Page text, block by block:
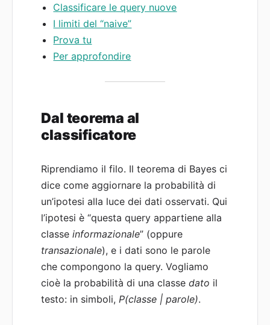
Classificare le query nuove
I limiti del “naive”
Prova tu
Per approfondire
Dal teorema al
classificatore
Riprendiamo il filo. Il teorema di Bayes ci
dice come aggiornare la probabilità di
un’ipotesi alla luce dei dati osservati. Qui
l’ipotesi è “questa query appartiene alla
classeinformazionale” (oppure
transazionale), e i dati sono le parole
che compongono la query. Vogliamo
cioè la probabilità di una classedato il
testo: in simboli, P(classe | parole).